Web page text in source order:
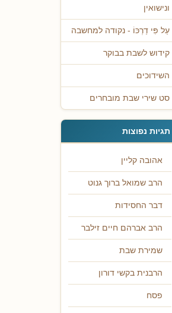
ונישואין
עַל פִּי דַרְכּוֹ - נקודה למחשבה
קידוש לשבת בבוקר
השידוכים
סט שירי שבת מובחרים
תגיות נפוצות
אהובה קליין
הרב שמואל ברוך גנוט
דבר החסידות
הרב אברהם חיים זילבר
שמירת שבת
הרבנית בקשי דורון
פסח